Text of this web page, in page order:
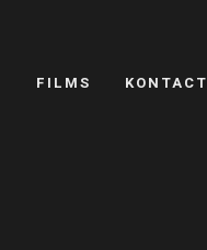
FILMS KONTACT